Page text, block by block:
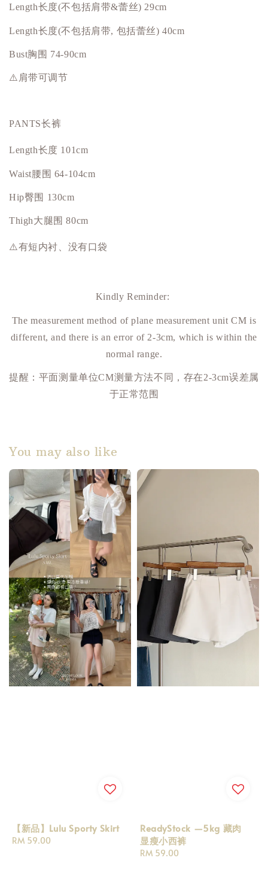
Length长度(不包括肩带&蕾丝) 29cm
Length长度(不包括肩带, 包括蕾丝) 40cm
Bust胸围 74-90cm
⚠️肩带可调节
PANTS长裤
Length长度 101cm
Waist腰围 64-104cm
Hip臀围 130cm
Thigh大腿围 80cm
⚠️有短内衬、没有口袋
Kindly Reminder:
The measurement method of plane measurement unit CM is
different, and there is an error of 2-3cm, which is within the
normal range.
提醒：平面测量单位CM测量方法不同，存在2-3cm误差属
于正常范围
You may also like
【新品】Lulu Sporty Skirt
Regular
RM 59.00
ReadyStock —5kg 藏肉
显瘦小西裤
Regular
RM 59.00